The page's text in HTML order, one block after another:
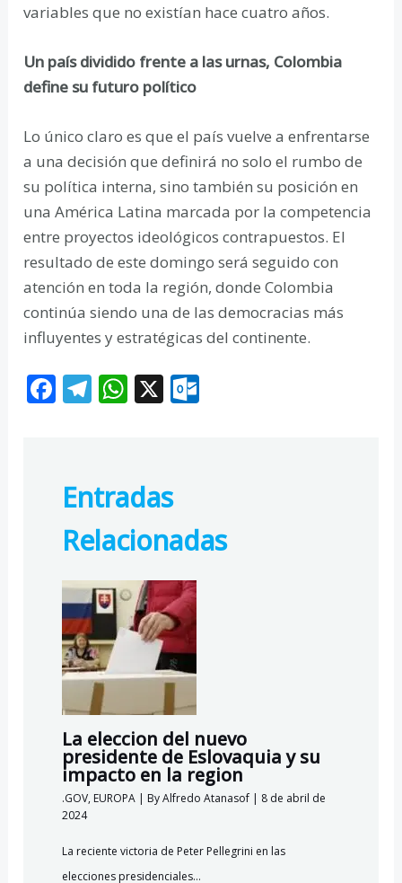
variables que no existían hace cuatro años.
Un país dividido frente a las urnas, Colombia
define su futuro político
Lo único claro es que el país vuelve a enfrentarse
a una decisión que definirá no solo el rumbo de
su política interna, sino también su posición en
una América Latina marcada por la competencia
entre proyectos ideológicos contrapuestos. El
resultado de este domingo será seguido con
atención en toda la región, donde Colombia
continúa siendo una de las democracias más
influyentes y estratégicas del continente.
F
o
o
k
T
a
m
W
s
A
p
p
X
c
o
Entradas
Relacionadas
La eleccion del nuevo
presidente de Eslovaquia y su
impacto en la region
.GOV, EUROPA| ByAlfredo Atanasof | 8 de abril de
2024
La reciente victoria de Peter Pellegrini en las
elecciones presidenciales…